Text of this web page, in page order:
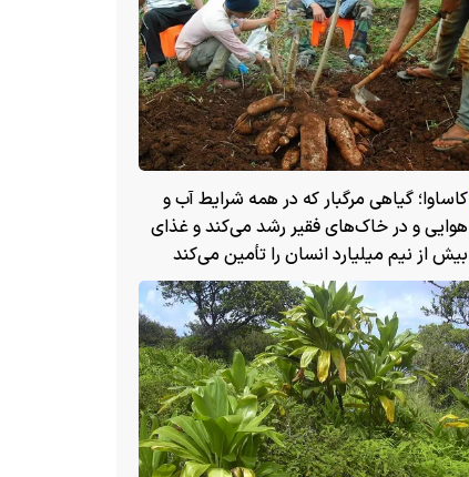
کاساوا؛ گیاهی مرگبار که در همه شرایط آب و
هوایی و در خاک‌های فقیر رشد می‌کند و غذای
بیش از نیم میلیارد انسان را تأمین می‌کند